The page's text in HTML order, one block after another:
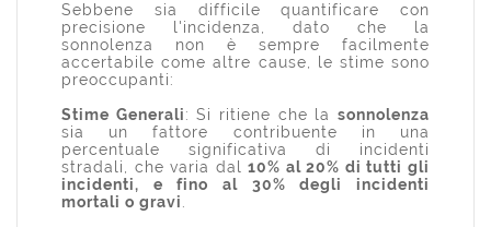
Sebbene sia difficile quantificare con
precisione l'incidenza, dato che la
sonnolenza non è sempre facilmente
accertabile come altre cause, le stime sono
preoccupanti:
Stime Generali: Si ritiene che lasonnolenza
sia un fattore contribuente in una
percentuale significativa di incidenti
stradali, che varia dal10% al 20% di tutti gli
incidenti, e fino al 30% degli incidenti
mortali o gravi.